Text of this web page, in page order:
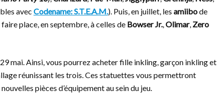
avec Codename: S.T.E.A.M.). Puis, en juillet, les amiibode
place, en septembre, à celles de Bowser Jr.,Olimar,Zero
mai. Ainsi, vous pourrez acheter fille inkling, garçon inkling et
réunissant les trois. Ces statuettes vous permettront
pièces d’équipement au sein du jeu.